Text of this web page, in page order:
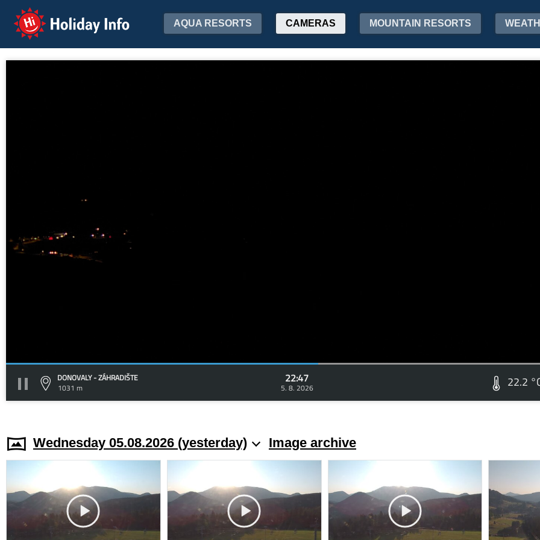
Holiday Info AQUA RESORTS CAMERAS MOUNTAIN RESORTS
DONOVALY - ZÁHRADIŠTE
1031 m
22:47
5. 8. 2026 22.2
Wednesday 05.08.2026 (yesterday) Image archive